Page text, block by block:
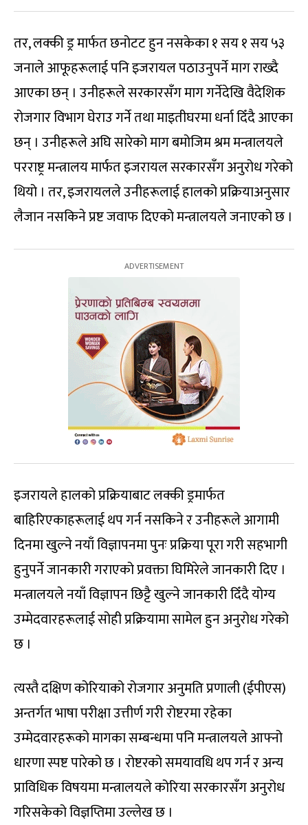
तर, लक्की ड्र मार्फत छनोटट हुन नसकेका १ सय १ सय ५३
जनाले आफूहरूलाई पनि इजरायल पठाउनुपर्ने माग राख्दै
आएका छन् । उनीहरूले सरकारसँग माग गर्नेदेखि वैदेशिक
रोजगार विभाग घेराउ गर्ने तथा माइतीघरमा धर्ना दिँदै आएका
छन् । उनीहरूले अघि सारेको माग बमोजिम श्रम मन्त्रालयले
परराष्ट्र मन्त्रालय मार्फत इजरायल सरकारसँग अनुरोध गरेको
थियो । तर, इजरायलले उनीहरूलाई हालको प्रक्रियाअनुसार
लैजान नसकिने प्रष्ट जवाफ दिएको मन्त्रालयले जनाएको छ ।
इजरायले हालको प्रक्रियाबाट लक्की ड्रमार्फत
बाहिरिएकाहरूलाई थप गर्न नसकिने र उनीहरूले आगामी
दिनमा खुल्ने नयाँ विज्ञापनमा पुनः प्रक्रिया पूरा गरी सहभागी
हुनुपर्ने जानकारी गराएको प्रवक्ता घिमिरेले जानकारी दिए ।
मन्त्रालयले नयाँ विज्ञापन छिट्टै खुल्ने जानकारी दिँदै योग्य
उम्मेदवारहरूलाई सोही प्रक्रियामा सामेल हुन अनुरोध गरेको
छ ।
त्यस्तै दक्षिण कोरियाको रोजगार अनुमति प्रणाली (ईपीएस)
अन्तर्गत भाषा परीक्षा उत्तीर्ण गरी रोष्टरमा रहेका
उम्मेदवारहरूको मागका सम्बन्धमा पनि मन्त्रालयले आफ्नो
धारणा स्पष्ट पारेको छ । रोष्टरको समयावधि थप गर्न र अन्य
प्राविधिक विषयमा मन्त्रालयले कोरिया सरकारसँग अनुरोध
गरिसकेको विज्ञप्तिमा उल्लेख छ ।